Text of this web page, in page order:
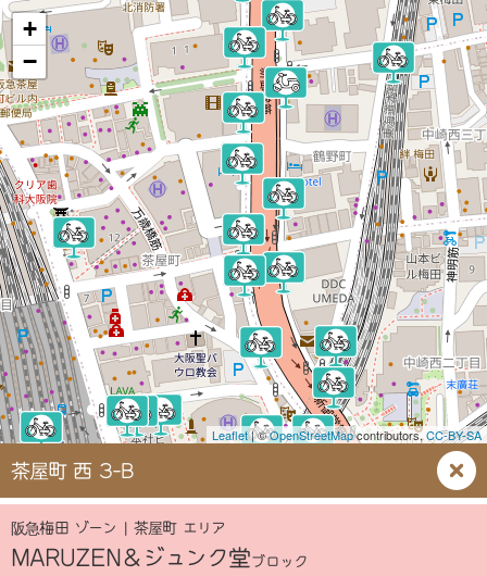
+
−
Leaflet| ©OpenStreetMapcontributors,CC-BY-SA
茶屋町 西 3-B